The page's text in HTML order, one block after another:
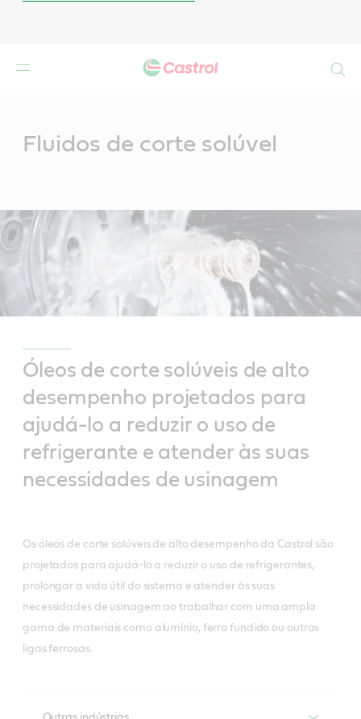
Fluidos de corte solúvel
Óleos de corte solúveis de alto
desempenho projetados para
ajudá-lo a reduzir o uso de
refrigerante e atender às suas
necessidades de usinagem
Os óleos de corte solúveis de alto desempenho da Castrol são
projetados para ajudá-lo a reduzir o uso de refrigerantes,
prolongar a vida útil do sistema e atender às suas
necessidades de usinagem ao trabalhar com uma ampla
gama de materiais como alumínio, ferro fundido ou outras
ligas ferrosas.